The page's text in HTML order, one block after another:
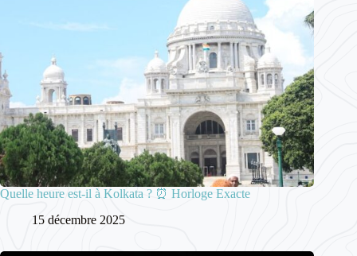
Quelle heure est-il à Kolkata ? ⏰ Horloge Exacte
15 décembre 2025